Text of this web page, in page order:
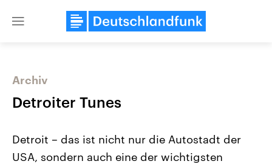
Close
Archiv
Detroiter Tunes
Detroit – das ist nicht nur die Autostadt der
USA, sondern auch eine der wichtigsten